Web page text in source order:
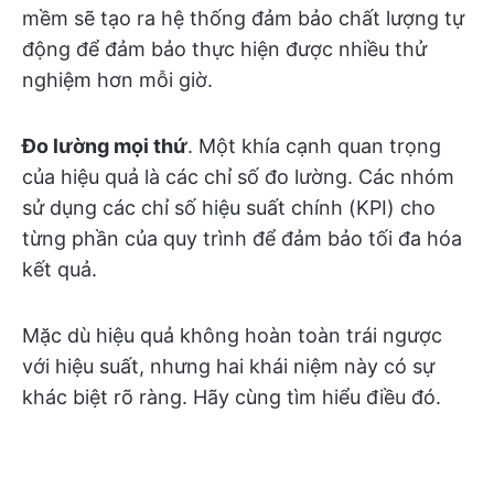
mềm sẽ tạo ra hệ thống đảm bảo chất lượng tự
động để đảm bảo thực hiện được nhiều thử
nghiệm hơn mỗi giờ.
Đo lường mọi thứ. Một khía cạnh quan trọng
của hiệu quả là các chỉ số đo lường. Các nhóm
sử dụng các chỉ số hiệu suất chính (KPI) cho
từng phần của quy trình để đảm bảo tối đa hóa
kết quả.
Mặc dù hiệu quả không hoàn toàn trái ngược
với hiệu suất, nhưng hai khái niệm này có sự
khác biệt rõ ràng. Hãy cùng tìm hiểu điều đó.